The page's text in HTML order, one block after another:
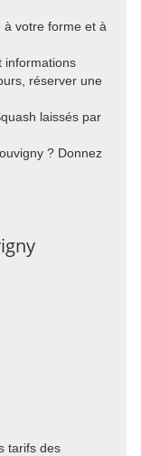
à votre forme et à
informations
réserver une
laissés par
? Donnez
tarifs des